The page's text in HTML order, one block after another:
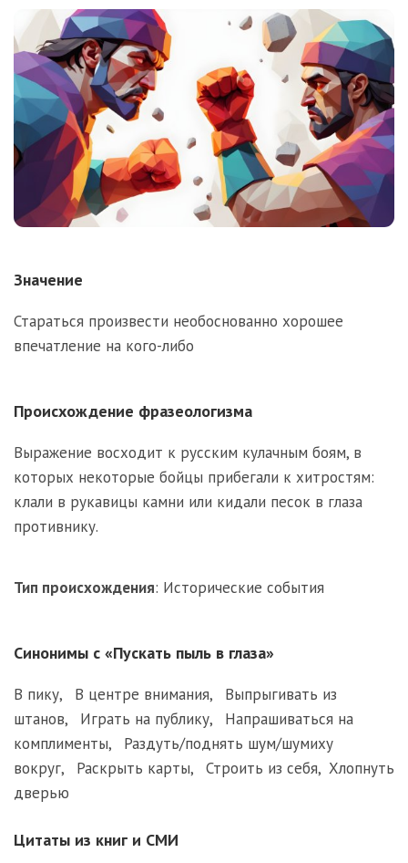
Значение
Стараться произвести необоснованно хорошее
впечатление на кого-либо
Происхождение фразеологизма
Выражение восходит к русским кулачным боям, в
которых некоторые бойцы прибегали к хитростям:
клали в рукавицы камни или кидали песок в глаза
противнику.
Тип происхождения: Исторические события
Синонимы с «Пускать пыль в глаза»
В пику, В центре внимания, Выпрыгивать из
штанов, Играть на публику, Напрашиваться на
комплименты, Раздуть/поднять шум/шумиху
вокруг, Раскрыть карты, Строить из себя, Хлопнуть
дверью
Цитаты из книг и СМИ